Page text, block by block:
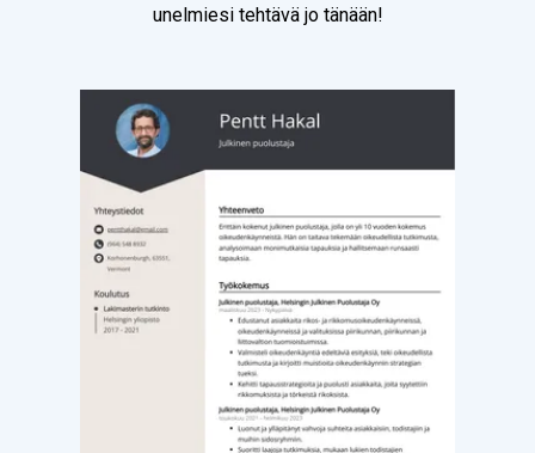
unelmiesi tehtävä jo tänään!